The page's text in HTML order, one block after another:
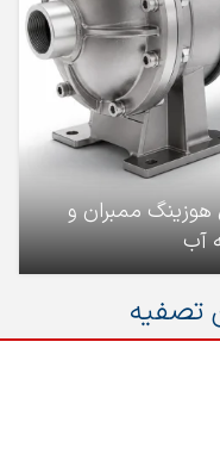
ممبران و
آب
تصفیه